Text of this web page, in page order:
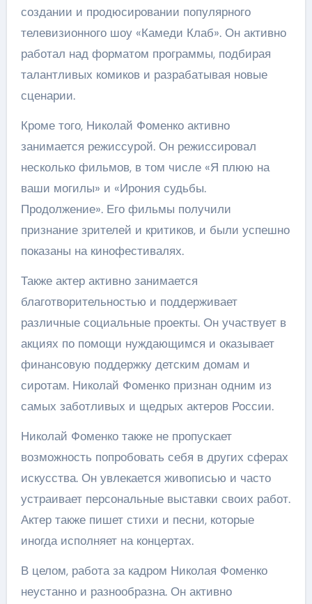
создании и продюсировании популярного
телевизионного шоу «Камеди Клаб». Он активно
работал над форматом программы, подбирая
талантливых комиков и разрабатывая новые
сценарии.
Кроме того, Николай Фоменко активно
занимается режиссурой. Он режиссировал
несколько фильмов, в том числе «Я плюю на
ваши могилы» и «Ирония судьбы.
Продолжение». Его фильмы получили
признание зрителей и критиков, и были успешно
показаны на кинофестивалях.
Также актер активно занимается
благотворительностью и поддерживает
различные социальные проекты. Он участвует в
акциях по помощи нуждающимся и оказывает
финансовую поддержку детским домам и
сиротам. Николай Фоменко признан одним из
самых заботливых и щедрых актеров России.
Николай Фоменко также не пропускает
возможность попробовать себя в других сферах
искусства. Он увлекается живописью и часто
устраивает персональные выставки своих работ.
Актер также пишет стихи и песни, которые
иногда исполняет на концертах.
В целом, работа за кадром Николая Фоменко
неустанно и разнообразна. Он активно